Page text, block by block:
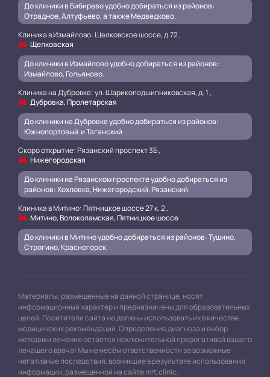
До клиники в Бибирево удобно добираться из районов:
Отрадное, Алтуфьево, а также Медведково.
Клиника в Измайлово: Щелковское шоссе, д.72 ,
Щелковская
До клиники в Измайлово удобно добираться из районов:
Измайлово, Гольяново.
Клиника на Дубровке: ул. Шарикоподшипниковская, д. 1 ,
Дубровка, Пролетарская
До клиники на Дубровке удобно добираться из районов:
Южнопортовый и Таганский.
Скоро открытие: Рязанский проспект 3Б ,
Нижегородская
До клиники на Рязанском проспекте удобно добираться из
районов: Хохловка, Нижегородский, Рязанский..
Клиника в Митино: Пятницкое шоссе 27 к. 2 ,
Митино, Волоколамская, Пятницкое шоссе
До клиники в Митино удобно добираться из районов: Тушино,
Строгино, Красногорск.
Материалы, размещенные на данной странице, носят
информационный характер и предназначены для образовательных
целей. Посетители сайта не должны использовать их в качестве
медицинских рекомендаций. Определение диагноза и выбор
методики лечения остается исключительной прерогативой вашего
лечащего врача! Мы не несём ответственности за возможные
негативные последствия, возникшие в результате использования
информации, размещенной на сайте mrt.clinic.